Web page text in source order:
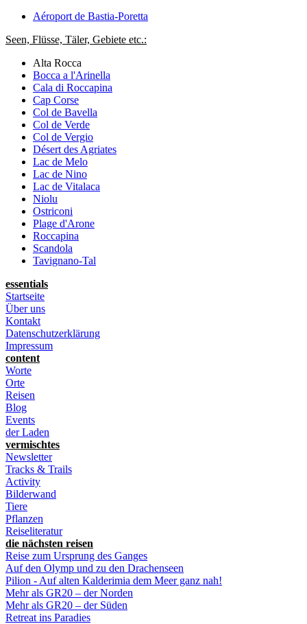
Aéroport de Bastia-Poretta
Seen, Flüsse, Täler, Gebiete etc.:
Alta Rocca
Bocca a l'Arinella
Cala di Roccapina
Cap Corse
Col de Bavella
Col de Verde
Col de Vergio
Désert des Agriates
Lac de Melo
Lac de Nino
Lac de Vitalaca
Niolu
Ostriconi
Plage d'Arone
Roccapina
Scandola
Tavignano-Tal
essentials
Startseite
Über uns
Kontakt
Datenschutzerklärung
Impressum
content
Worte
Orte
Reisen
Blog
Events
der Laden
vermischtes
Newsletter
Tracks & Trails
Activity
Bilderwand
Tiere
Pflanzen
Reiseliteratur
die nächsten reisen
Reise zum Ursprung des Ganges
Auf den Olymp und zu den Drachenseen
Pilion - Auf alten Kalderimia dem Meer ganz nah!
Mehr als GR20 – der Norden
Mehr als GR20 – der Süden
Retreat ins Paradies